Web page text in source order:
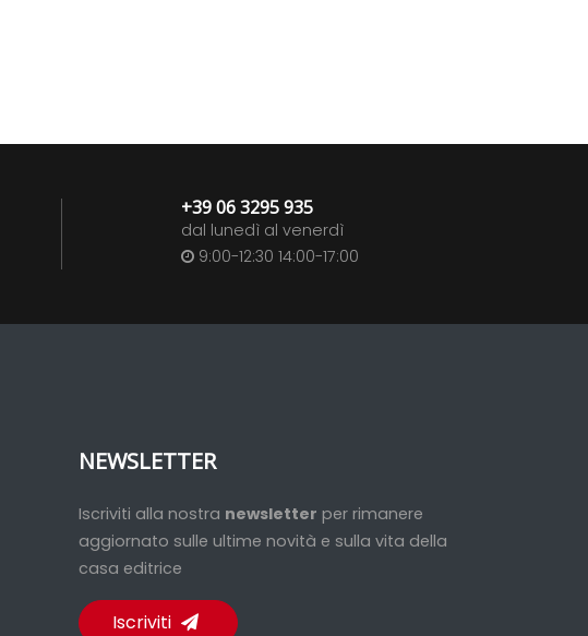
+39 06 3295 935
dal lunedì al venerdì
9:00-12:30 14:00-17:00
NEWSLETTER
Iscriviti alla nostra newsletter per rimanere
aggiornato sulle ultime novità e sulla vita della
casa editrice
Iscriviti